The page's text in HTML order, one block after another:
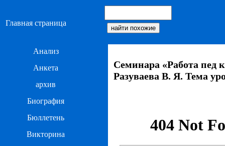
Главная страница
Анализ
Анкета
архив
Биография
Бюллетень
Викторина
Семинара «Работа пед
Разуваева В. Я. Тема